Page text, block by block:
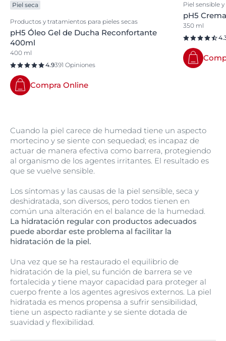
Piel seca
Productos y tratamientos para pieles secas
pH5 Óleo Gel de Ducha Reconfortante
400ml
400 ml
4.9391 Opiniones
Compra Online
Piel sensible y
pH5
350 ml
Cuando la piel carece de humedad tiene un aspecto
mortecino y se siente con sequedad; es incapaz de
actuar de manera efectiva como barrera, protegiendo
al organismo de los agentes irritantes. El resultado es
que se vuelve sensible.
Los síntomas y las causas de la piel sensible, seca y
deshidratada, son diversos, pero todos tienen en
común una alteración en el balance de la humedad.
La hidratación regular con productos adecuados
puede abordar este problema al facilitar la
hidratación de la piel.
Una vez que se ha restaurado el equilibrio de
hidratación de la piel, su función de barrera se ve
fortalecida y tiene mayor capacidad para proteger al
cuerpo frente a los agentes agresivos externos. La piel
hidratada es menos propensa a sufrir sensibilidad,
tiene un aspecto radiante y se siente dotada de
suavidad y flexibilidad.